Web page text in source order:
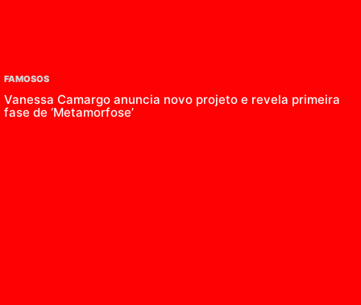
FAMOSOS
Vanessa Camargo anuncia novo projeto e revela primeira
fase de ‘Metamorfose’